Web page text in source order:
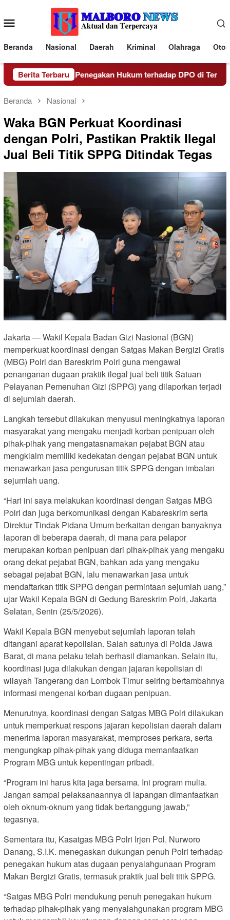
konten
Menu
Mobile
Beranda Nasional Daerah Kriminal Olahraga
Berita Terbaru
Lakukan Penegakan Hukum terhadap DPO di
Beranda Nasional
Waka BGN Perkuat Koordinasi
dengan Polri, Pastikan Praktik Ilegal
Jual Beli Titik SPPG Ditindak Tegas
Jakarta — Wakil Kepala Badan Gizi Nasional (BGN)
memperkuat koordinasi dengan Satgas Makan Bergizi Gratis
(MBG) Polri dan Bareskrim Polri guna mengawal
penanganan dugaan praktik ilegal jual beli titik Satuan
Pelayanan Pemenuhan Gizi (SPPG) yang dilaporkan terjadi
di sejumlah daerah.
Langkah tersebut dilakukan menyusul meningkatnya laporan
masyarakat yang mengaku menjadi korban penipuan oleh
pihak-pihak yang mengatasnamakan pejabat BGN atau
mengklaim memiliki kedekatan dengan pejabat BGN untuk
menawarkan jasa pengurusan titik SPPG dengan imbalan
sejumlah uang.
“Hari ini saya melakukan koordinasi dengan Satgas MBG
Polri dan juga berkomunikasi dengan Kabareskrim serta
Direktur Tindak Pidana Umum berkaitan dengan banyaknya
laporan di beberapa daerah, di mana para pelapor
merupakan korban penipuan dari pihak-pihak yang mengaku
orang dekat pejabat BGN, bahkan ada yang mengaku
sebagai pejabat BGN, lalu menawarkan jasa untuk
mendaftarkan titik SPPG dengan permintaan sejumlah uang,”
ujar Wakil Kepala BGN di Gedung Bareskrim Polri, Jakarta
Selatan, Senin (25/5/2026).
Wakil Kepala BGN menyebut sejumlah laporan telah
ditangani aparat kepolisian. Salah satunya di Polda Jawa
Barat, di mana pelaku telah berhasil diamankan. Selain itu,
koordinasi juga dilakukan dengan jajaran kepolisian di
wilayah Tangerang dan Lombok Timur seiring bertambahnya
informasi mengenai korban dugaan penipuan.
Menurutnya, koordinasi dengan Satgas MBG Polri dilakukan
untuk memperkuat respons jajaran kepolisian daerah dalam
menerima laporan masyarakat, memproses perkara, serta
mengungkap pihak-pihak yang diduga memanfaatkan
Program MBG untuk kepentingan pribadi.
“Program ini harus kita jaga bersama. Ini program mulia.
Jangan sampai pelaksanaannya di lapangan dimanfaatkan
oleh oknum-oknum yang tidak bertanggung jawab,”
tegasnya.
Sementara itu, Kasatgas MBG Polri Irjen Pol. Nurworo
Danang, S.I.K. menegaskan dukungan penuh Polri terhadap
penegakan hukum atas dugaan penyalahgunaan Program
Makan Bergizi Gratis, termasuk praktik jual beli titik SPPG.
“Satgas MBG Polri mendukung penuh penegakan hukum
terhadap pihak-pihak yang menyalahgunakan program MBG